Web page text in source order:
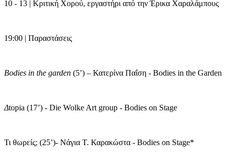
10 - 13 | Κριτική Χορού, εργαστήρι από την Έρικα Χαραλάμπους
19:00 | Παραστάσεις
Bodies in the garden (5’) – Κατερίνα Παΐση - Bodies in the Garden
Δtopia (17’) - Die Wolke Art group - Bodies on Stage
Τι θωρείς; (25’)- Νάγια Τ. Καρακώστα - Bodies on Stage*